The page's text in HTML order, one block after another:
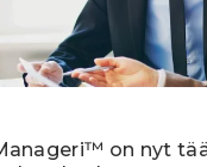
on nyt